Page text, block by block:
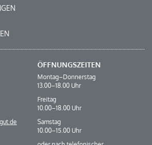
ÖFFNUNGS­ZEITEN
Montag–Donnerstag
13.00–18.00 Uhr
Freitag
10.00–18.00 Uhr
Samstag
10.00–15.00 Uhr